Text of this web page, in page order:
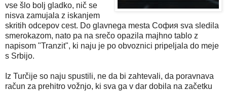
vse šlo bolj gladko, nič se
nisva zamujala z iskanjem
skritih odcepov cest. Do glavnega mesta София sva sledila
smerokazom, nato pa na srečo opazila majhno tablo z
napisom "Tranzit", ki naju je po obvoznici pripeljala do meje
s Srbijo.
Iz Turčije so naju spustili, ne da bi zahtevali, da poravnava
račun za prehitro vožnjo, ki sva ga v dar dobila na začetku